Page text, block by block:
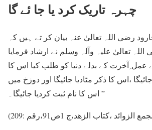
چہرہ تاریک کرد یا جا ئے گا
رضی اللہ تعالیٰ عنہ بیان کر تے ہیں کہ
تعالیٰ علیہ وآلہ وسلم نے ارشاد فرمایا
ِآخرت کے بدلے دنیا کو طلب کیا اس کا
،اس کا ذکر مٹادیا جائیگا اور دوزخ میں
اس کا نام ثبت کردیا جائیگا۔ ”